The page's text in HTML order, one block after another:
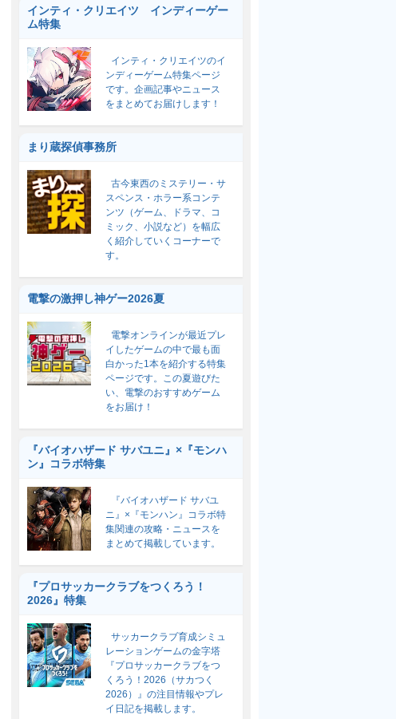
インティ・クリエイツ インディーゲー
ム特集
インティ・クリエイツのイ
ンディーゲーム特集ページ
です。企画記事やニュース
をまとめてお届けします！
まり蔵探偵事務所
古今東西のミステリー・サ
スペンス・ホラー系コンテ
ンツ（ゲーム、ドラマ、コ
ミック、小説など）を幅広
く紹介していくコーナーで
す。
電撃の激押し神ゲー2026夏
電撃オンラインが最近プレ
イしたゲームの中で最も面
白かった1本を紹介する特集
ページです。この夏遊びた
い、電撃のおすすめゲーム
をお届け！
『バイオハザード サバユニ』×『モンハ
ン』コラボ特集
『バイオハザード サバユ
ニ』×『モンハン』コラボ特
集関連の攻略・ニュースを
まとめて掲載しています。
『プロサッカークラブをつくろう！
2026』特集
サッカークラブ育成シミュ
レーションゲームの金字塔
『プロサッカークラブをつ
くろう！2026（サカつく
2026）』の注目情報やプレ
イ日記を掲載します。